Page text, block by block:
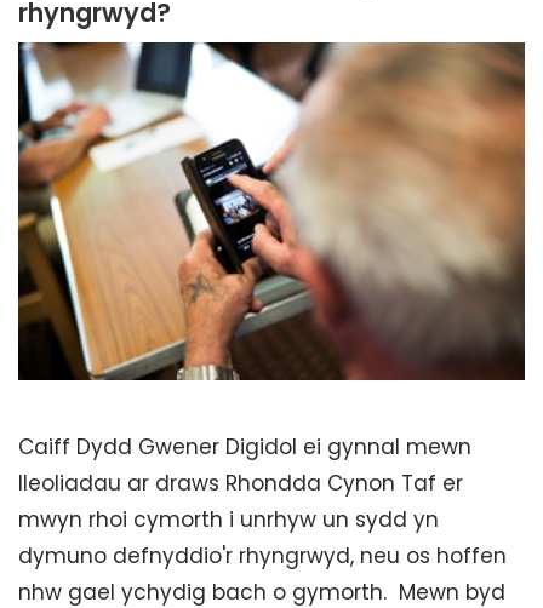
rhyngrwyd?
Caiff Dydd Gwener Digidol ei gynnal mewn
lleoliadau ar draws Rhondda Cynon Taf er
mwyn rhoi cymorth i unrhyw un sydd yn
dymuno defnyddio'r rhyngrwyd, neu os hoffen
nhw gael ychydig bach o gymorth. Mewn byd